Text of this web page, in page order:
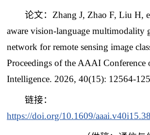
论文：Zhang J, Zhao F, Liu H,
aware vision-language multimodality
network for remote sensing image
Proceedings of the AAAI
Intelligence. 2026, 40(15): 12564-
链接：
https://doi.org/10.1609/